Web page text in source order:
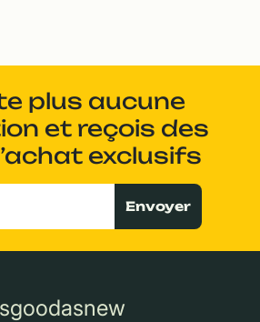
plus aucune
et reçois des
exclusifs
Envoyer